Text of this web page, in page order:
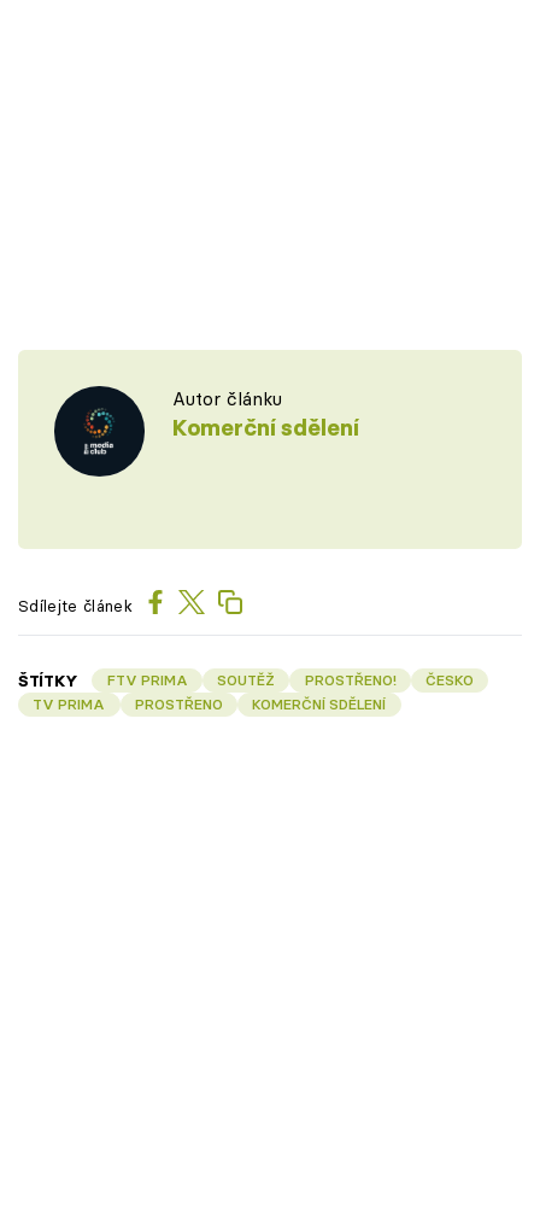
Autor článku
Komerční sdělení
Sdílejte článek
ŠTÍTKY FTV PRIMA SOUTĚŽ PROSTŘENO!
ČESKO
TV PRIMA
PROSTŘENO KOMERČNÍ SDĚLENÍ